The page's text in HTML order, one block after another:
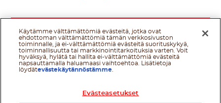
Käytämme välttämättömiä evästeitä, jotka ovat
ehdottoman välttämättömiä tämän verkkosivuston
toiminnalle, ja ei-välttämättömiä evästeitä suorituskykyä,
toiminnallisuutta tai markkinointitarkoituksia varten. Voit
hyväksyä, hylätä tai hallita ei-välttämättömiä evästeitä
napsauttamalla haluamaasi vaihtoehtoa. Lisätietoja
löydätevästekäytännöstämme
Evästeasetukset